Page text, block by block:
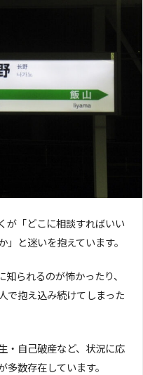
が「どこに相談すればいい
と迷いを抱えています。
られるのが怖かったり、
で抱え込み続けてしまった
・自己破産など、状況に応
数存在しています。